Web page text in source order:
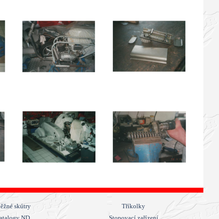
skútry
Tříkolky